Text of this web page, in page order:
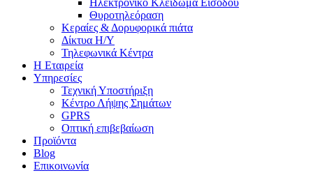
Ηλεκτρονικό Κλείδωμα Εισόδου
Θυροτηλεόραση
Κεραίες & Δορυφορικά πιάτα
Δίκτυα Η/Υ
Τηλεφωνικά Κέντρα
Η Εταιρεία
Υπηρεσίες
Τεχνική Υποστήριξη
Κέντρο Λήψης Σημάτων
GPRS
Οπτική επιβεβαίωση
Προϊόντα
Blog
Επικοινωνία